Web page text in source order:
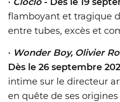
flamboyant et tragique
entre tubes, excès et
• Wonder Boy, Olivier
Dès le 26 septembre
intime sur le directeur
en quête de ses